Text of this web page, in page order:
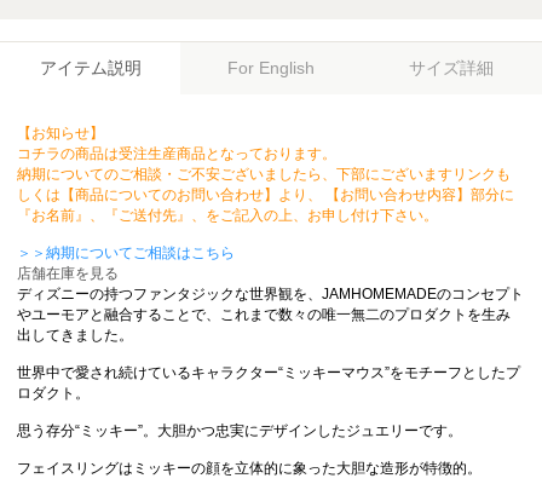
アイテム説明 For English サイズ詳細
【お知らせ】
コチラの商品は受注生産商品となっております。
納期についてのご相談・ご不安ございましたら、下部にございますリンクも
しくは【商品についてのお問い合わせ】より、 【お問い合わせ内容】部分に
『お名前』、『ご送付先』、をご記入の上、お申し付け下さい。
＞＞納期についてご相談はこちら
店舗在庫を見る
ディズニーの持つファンタジックな世界観を、JAMHOMEMADEのコンセプト
やユーモアと融合することで、これまで数々の唯一無二のプロダクトを生み
出してきました。
世界中で愛され続けているキャラクター“ミッキーマウス”をモチーフとしたプ
ロダクト。
思う存分“ミッキー”。大胆かつ忠実にデザインしたジュエリーです。
フェイスリングはミッキーの顔を立体的に象った大胆な造形が特徴的。